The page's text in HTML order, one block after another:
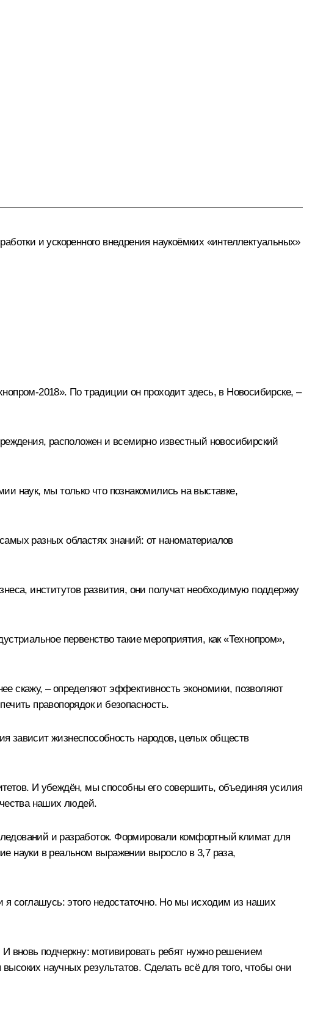
и ускоренного внедрения наукоёмких «интеллектуальных»
2018». По традиции он проходит здесь, в Новосибирске, –
расположен и всемирно известный новосибирский
наук, мы только что познакомились на выставке,
разных областях знаний: от наноматериалов
институтов развития, они получат необходимую поддержку
первенство такие мероприятия, как «Технопром»,
скажу, – определяют эффективность экономики, позволяют
правопорядок и безопасность.
зависит жизнеспособность народов, целых обществ
И убеждён, мы способны его совершить, объединяя усилия
наших людей.
и разработок. Формировали комфортный климат для
науки в реальном выражении выросло в 3,7 раза,
я соглашусь: этого недостаточно. Но мы исходим из наших
вновь подчеркну: мотивировать ребят нужно решением
научных результатов. Сделать всё для того, чтобы они